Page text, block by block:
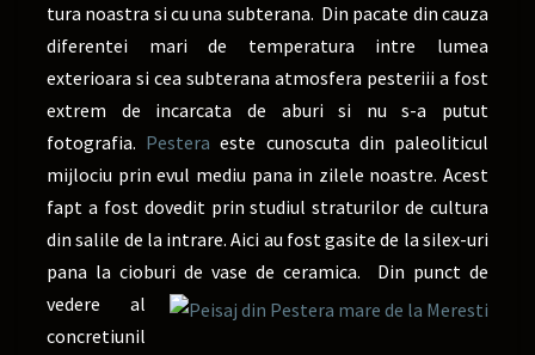
tura noastra si cu una subterana. Din pacate din cauza
diferentei mari de temperatura intre lumea
exterioara si cea subterana atmosfera pesteriii a fost
extrem de incarcata de aburi si nu s-a putut
fotografia. Pestera este cunoscuta din paleoliticul
mijlociu prin evul mediu pana in zilele noastre. Acest
fapt a fost dovedit prin studiul straturilor de cultura
din salile de la intrare. Aici au fost gasite de la silex-uri
pana la cioburi de vase de ceramica. Din punct de
vedere al
concretiunil